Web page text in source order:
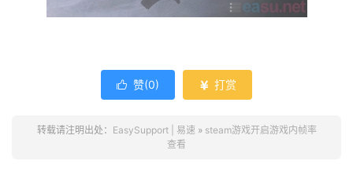
 赞(0)  打赏
转载请注明出处： EasySupport | 易速 » steam游戏开启游戏内帧率
查看